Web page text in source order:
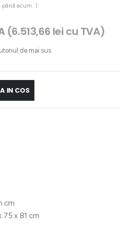
până acum. )
(6.513,66 lei cu TVA)
de mai sus
IN COS
cm
75 x 81 cm